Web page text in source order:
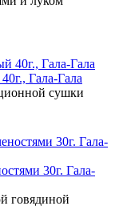
Гала-Гала
сушки
30г. Гала-
говядиной